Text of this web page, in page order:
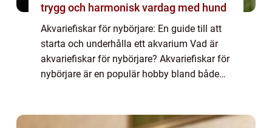
trygg och harmonisk vardag med hund
Akvariefiskar för nybörjare: En guide till att
starta och underhålla ett akvarium Vad är
akvariefiskar för nybörjare? Akvariefiskar för
nybörjare är en populär hobby bland både